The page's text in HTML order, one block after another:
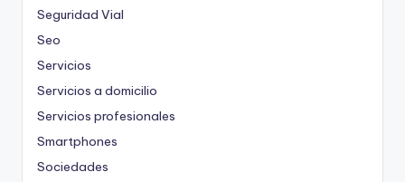
Seguridad Vial
Seo
Servicios
Servicios a domicilio
Servicios profesionales
Smartphones
Sociedades